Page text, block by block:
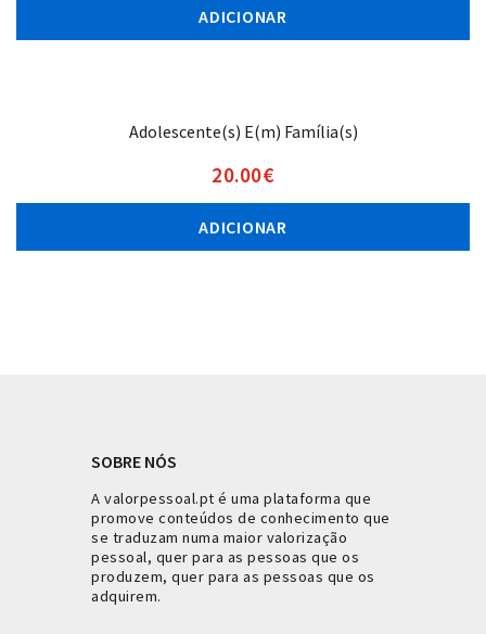
ADICIONAR
Adolescente(s) E(m) Família(s)
20.00€
ADICIONAR
SOBRE NÓS
A valorpessoal.pt é uma plataforma que
promove conteúdos de conhecimento que
se traduzam numa maior valorização
pessoal, quer para as pessoas que os
produzem, quer para as pessoas que os
adquirem.